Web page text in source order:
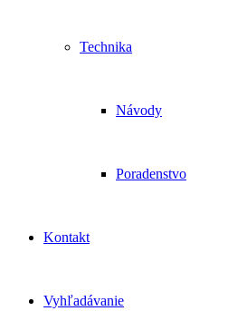
Technika
Návody
Poradenstvo
Kontakt
Vyhľadávanie